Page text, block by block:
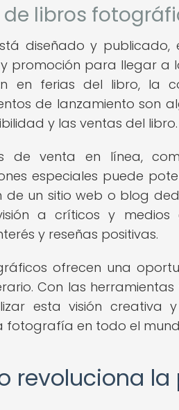
libros
diseñado y publicado,
promoción para llegar a
en ferias del libro, la
de lanzamiento son
y las ventas del libro.
de venta en línea,
especiales puede
de un sitio web o blog
a críticos y medios
y reseñas positivas.
ofrecen una
Con las
esta visión creativa
fotografía en todo el
revoluciona